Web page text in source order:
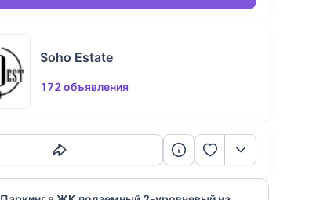
Soho Estate
172 объявления